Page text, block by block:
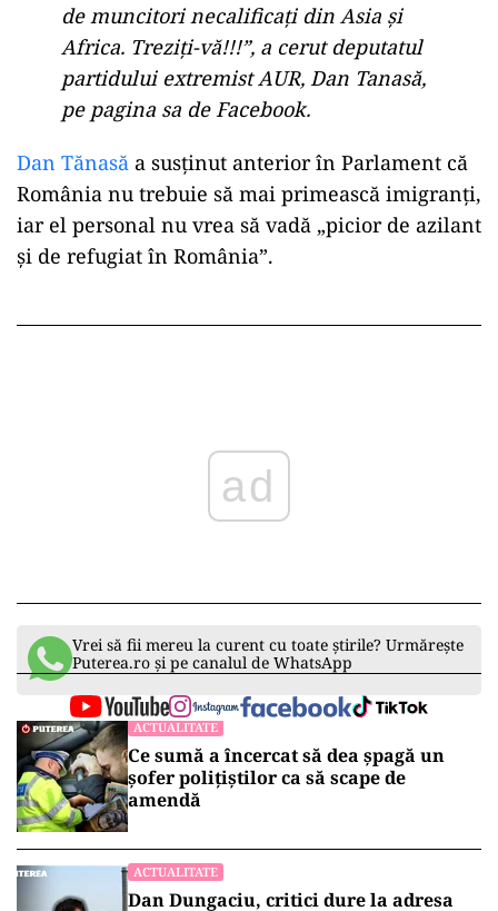
de muncitori necalificați din Asia și
Africa. Treziți-vă!!!”, a cerut deputatul
partidului extremist AUR, Dan Tanasă,
pe pagina sa de Facebook.
Dan Tănasă a susținut anterior în Parlament că
România nu trebuie să mai primească imigranți,
iar el personal nu vrea să vadă „picior de azilant
și de refugiat în România”.
ad
Vrei să fii mereu la curent cu toate știrile? Urmărește
Puterea.ro și pe canalul de WhatsApp
ACTUALITATE
Ce sumă a încercat să dea șpagă un
șofer polițiștilor ca să scape de
amendă
ACTUALITATE
Dan Dungaciu, critici dure la adresa